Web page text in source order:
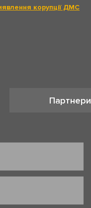
корупції ДМС
Партнери